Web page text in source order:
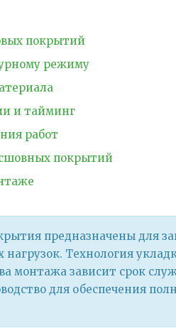
покрытий
режиму
и тайминг
работ
покрытий
предназначены для
Технология
монтажа зависит срок
для обеспечения